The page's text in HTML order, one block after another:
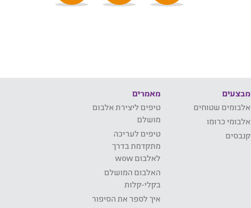
מבצעים
אלבומים שטוחים
אלבומי כרומו
קנבסים
מאמרים
טיפים ליצירת אלבום
מושלם
טיפים לעריכה
מתקדמת בדרך
לאלבום wow
האלבום המושלם
בקלי-קלות
איך לספר את הסיפור